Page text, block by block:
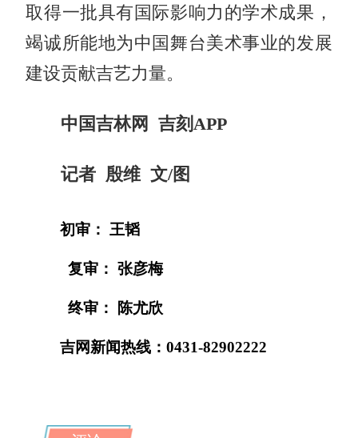
取得一批具有国际影响力的学术成果，
竭诚所能地为中国舞台美术事业的发展
建设贡献吉艺力量。
中国吉林网 吉刻APP
记者 殷维 文/图
初审： 王韬
复审： 张彦梅
终审： 陈尤欣
吉网新闻热线：0431-82902222